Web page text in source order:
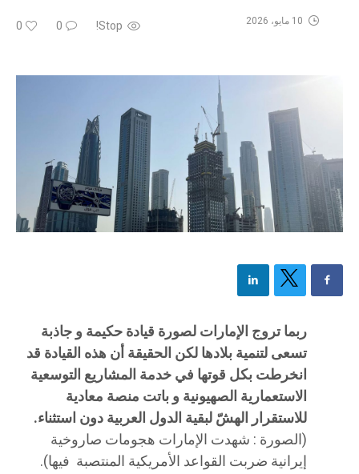
Stop!
0
0 10 مايو، 2026
ربما تروج الإمارات لصورة قيادة حكيمة و جاذبة
تسعى لتنمية بلادها لكن الحقيقة أن هذه القيادة قد
انخرطت بكل قوتها في خدمة المشاريع التوسعية
الاستعمارية الصهيونية و باتت منصة معادية
للاستقرار الهشّ لبقية الدول العربية دون استثناء.
(الصورة : شهدت الإمارات هجومات صاروخية
إيرانية ضربت القواعد الأمريكية المنتصبة فيها).